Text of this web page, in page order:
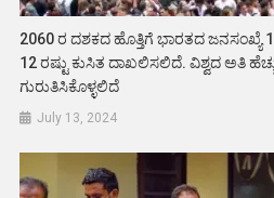
2060 ರ ದಶಕದ ಹೊತ್ತಿಗೆ ಭಾರತದ ಜನಸಂಖ್ಯೆ
12 ರಷ್ಟು ಕುಸಿತ ದಾಖಲಿಸಲಿದೆ. ವಿಶ್ವದ ಅತಿ
ಗುರುತಿಸಿಕೊಳ್ಳಲಿದೆ
July 13, 2024